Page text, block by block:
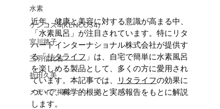
水素
ケンコス4(KENCOS4)
宮川路子
三羽信比古
折田久美
メディア掲載
近年、健康と美容に対する意識が高まる中、
「水素風呂」が注目されています。特にリタ
ハートインターナショナル株式会社が提供す
る「リタライフ 」は、自宅で簡単に水素風呂
を楽しめる製品として、多くの方に愛用され
ています。本記事では、
リタライフの効果に
ついて、科学的根拠と実感報告をもとに解説
します。